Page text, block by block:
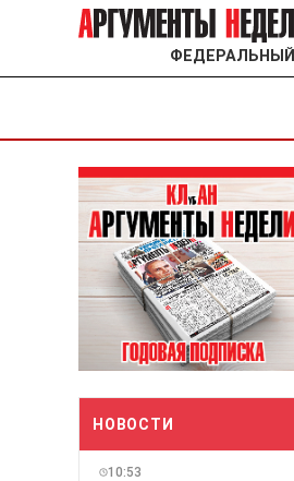
ФЕДЕРАЛЬНЫЙ
НОВОСТИ
10:53